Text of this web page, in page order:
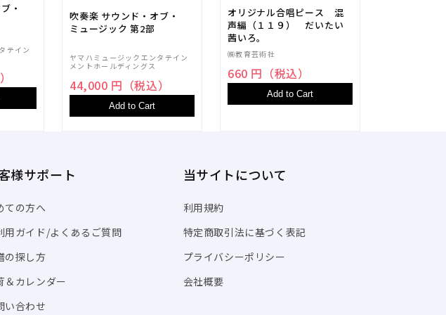
・
テイン
吹奏楽 サウンド・オブ・
ミュージック 第2部
ヤマハミュージックエンタテイン
メントホールディングス
44,000 円（税込）
Add to Cart
オリジナル合唱ピース 混
声編（１１９） だいたい
茜いろ。
㈱教育芸術社
660 円（税込）
Add to Cart
様サポート
ての方へ
用ガイド/よくあるご質問
の探し方
＆カレンダー
い合わせ
当サイトについて
利用規約
特定商取引法に基づく表記
プライバシーポリシー
会社概要